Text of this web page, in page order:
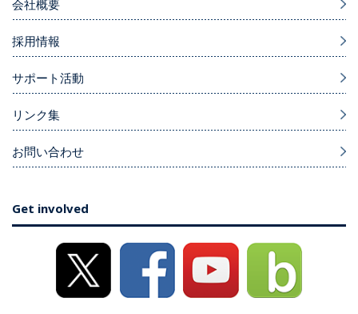
会社概要
採用情報
サポート活動
リンク集
お問い合わせ
Get involved